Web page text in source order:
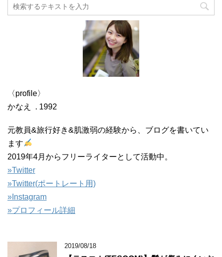
〈profile〉
かなえ . 1992
元教員&旅行好き&肌激弱の経験から、ブログを書いてい
ます
2019年4月からフリーライターとして活動中。
»Twitter
»Twitter(ポートレート用)
»Instagram
»プロフィール詳細
2019/08/18